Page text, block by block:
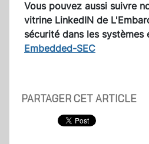
Vous pouvez aussi suivre
vitrine LinkedIN de
sécurité dans les systèmes
Embedded-SEC
PARTAGER CET ARTICLE